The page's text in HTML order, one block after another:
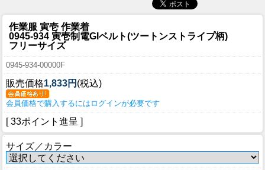
作業服 寅壱 作業着
0945-934 寅壱制電GIベルト(ツートンストライプ柄)
フリーサイズ
0945-934-00000F
販売価格1,833円 (税込)
会員価格で購入するにはログインが必要です
[ 33ポイント進呈 ]
サイズ／カラー